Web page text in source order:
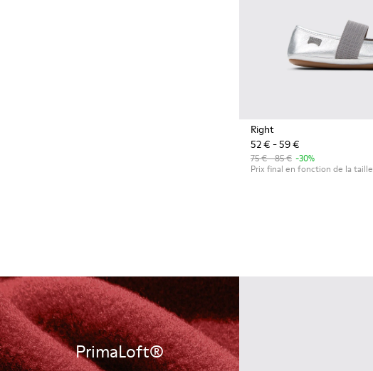
Right
52 € - 59 €
75 € - 85 € -30%
Prix final en fonction de la taille
PrimaLoft®